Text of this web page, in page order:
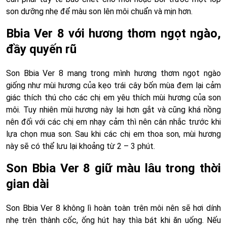
son dưỡng nhẹ để màu son lên môi chuẩn và mịn hơn.
Bbia Ver 8 với hương thơm ngọt ngào,
đầy quyến rũ
Son Bbia Ver 8 mang trong mình hương thơm ngọt ngào
giống như mùi hương của kẹo trái cây bốn mùa đem lại cảm
giác thích thú cho các chị em yêu thích mùi hương của son
môi. Tuy nhiên mùi hương này lại hơn gắt và cũng khá nồng
nên đối với các chị em nhạy cảm thì nên cân nhắc trước khi
lựa chọn mua son. Sau khi các chị em thoa son, mùi hương
này sẽ có thể lưu lại khoảng từ 2 – 3 phút.
Son Bbia Ver 8 giữ màu lâu trong thời
gian dài
Son Bbia Ver 8 không lì hoàn toàn trên môi nên sẽ hơi dính
nhẹ trên thành cốc, ống hút hay thìa bát khi ăn uống. Nếu